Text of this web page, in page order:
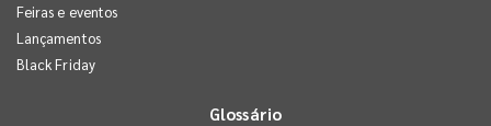
Feiras e eventos
Lançamentos
Black Friday
Glossário